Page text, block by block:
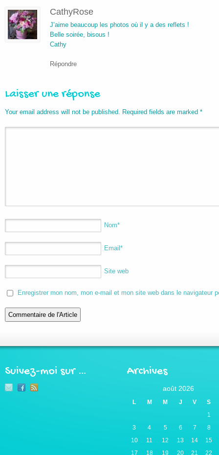
CathyRose
J’aime beaucoup les photos où il y a des reflets !
Belle soirée, bisous !
Cathy
Répondre
Laisser une réponse
Your email address will not be published. Required fields are marked *
Nom*
Email *
Site web
Enregistrer mon nom, mon e-mail et mon site web dans le navigateur
Suivez-moi sur … Archives
août 2026
L M M J V S
1
3
4 5 6 7
8
10
11 12 13 14
15
17
18 19 20 21
22